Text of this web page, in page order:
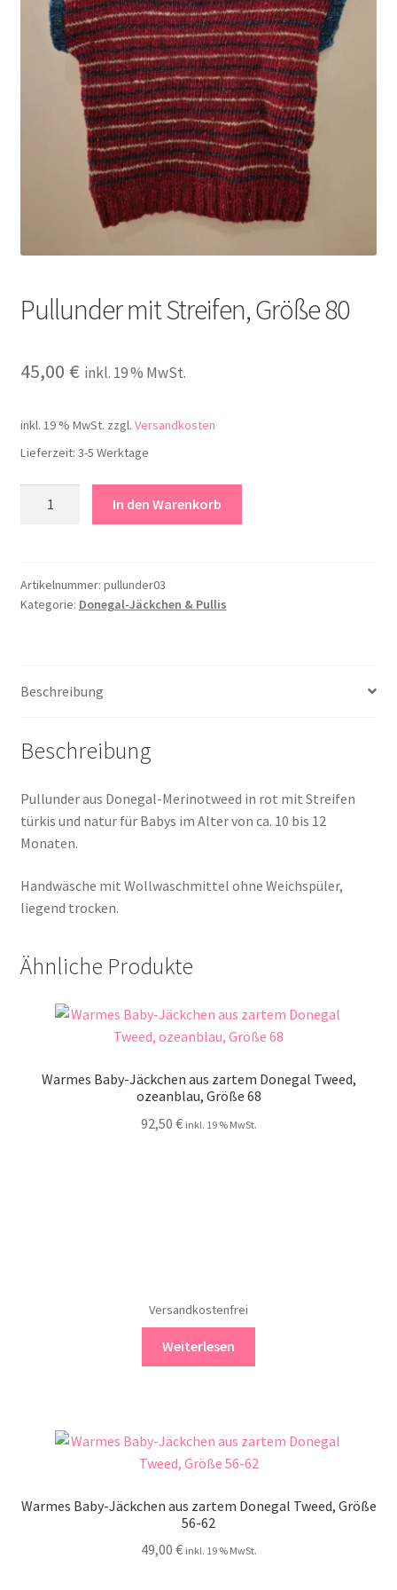
Kontakt
Pullunder mit Streifen, Größe 80
45,00 € inkl. 19 % MwSt.
inkl. 19 % MwSt. zzgl. Versandkosten
Lieferzeit: 3-5 Werktage
80
Menge
In den Warenkorb
Artikelnummer: pullunder03
Kategorie: Donegal-Jäckchen & Pullis
Beschreibung
Beschreibung
Pullunder aus Donegal-Merinotweed in rot mit Streifen
türkis und natur für Babys im Alter von ca. 10 bis 12
Monaten.
Handwäsche mit Wollwaschmittel ohne Weichspüler,
liegend trocken.
Ähnliche Produkte
Warmes Baby-Jäckchen aus zartem Donegal Tweed,
ozeanblau, Größe 68
92,50 € inkl. 19 % MwSt.
Versandkostenfrei
Weiterlesen
Warmes Baby-Jäckchen aus zartem Donegal Tweed, Größe
56-62
49,00 € inkl. 19 % MwSt.